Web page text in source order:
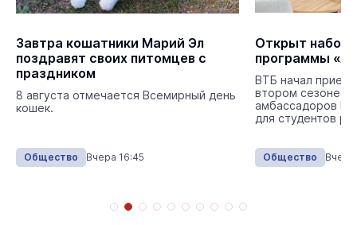
Завтра кошатники Марий Эл
поздравят своих питомцев с
праздником
8 августа отмечается Всемирный день
кошек.
Общество Вчера 16:45
Открыт набор
программы
ВТБ начал прием
втором сезоне
амбассадоров
для студентов
Общество